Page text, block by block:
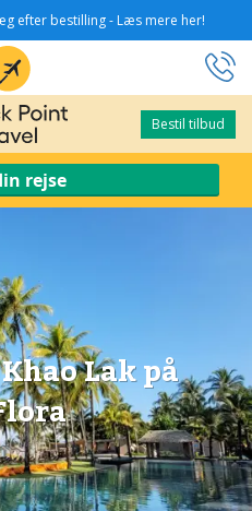
efter bestilling - Læs mere her!
Bestil tilbud
Bestil tilbud
rejse
Lak på